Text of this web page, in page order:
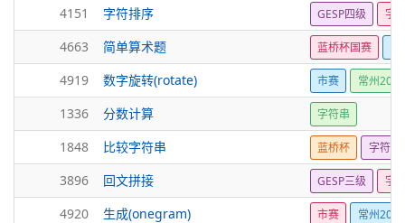
4151 字符排序 GESP四级 字
4663 简单算术题 蓝桥杯国赛
4919 数字旋转(rotate) 市赛 常州2025
1336 分数计算 字符串
1848 比较字符串 蓝桥杯 字符串
3896 回文拼接 GESP三级 字
4920 生成(onegram) 市赛 常州2025